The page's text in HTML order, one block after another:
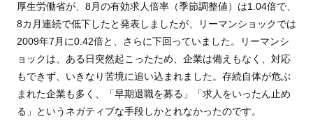
厚生労働省が、8月の有効求人倍率（季節調整値）は1.04倍で、
8カ月連続で低下したと発表しましたが、リーマンショックでは
2009年7月に0.42倍と、さらに下回っていました。リーマンシ
ョックは、ある日突然起こったため、企業は備えもなく、対応
もできず、いきなり苦境に追い込まれました。存続自体が危ぶ
まれた企業も多く、「早期退職を募る」「求人をいったん止め
る」というネガティブな手段しかとれなかったのです。